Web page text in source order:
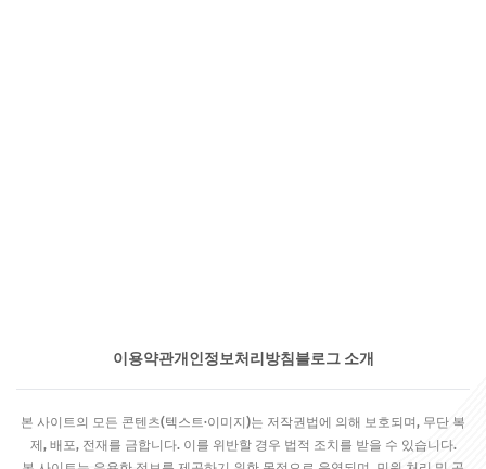
이용약관개인정보처리방침 블로그 소개
본 사이트의 모든 콘텐츠(텍스트·이미지)는 저작권법에 의해 보호되며, 무단 복
제, 배포, 전재를 금합니다. 이를 위반할 경우 법적 조치를 받을 수 있습니다.